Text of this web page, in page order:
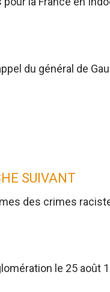
du général de
SUIVANT
des crimes
le 25 août